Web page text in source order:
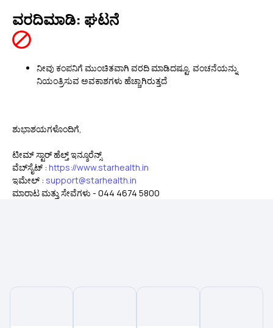
ವರದಿಮಾಡಿ: ಘಟನೆ
ನೀವು ಕಂಪನಿಗೆ ಮುಂಚಿತವಾಗಿ ವರದಿ ಮಾಡಿದಷ್ಟೂ, ವಂಚನೆಯನ್ನು
ನಿಯಂತ್ರಿಸುವ ಅವಕಾಶಗಳು ಹೆಚ್ಚಾಗಿರುತ್ತದೆ
ಶುಭಾಶಯಗಳೊಂದಿಗೆ,
ಟೀಮ್ ಸ್ಟಾರ್ ಹೆಲ್ತ್ ಇನ್ಶೂರೆನ್ಸ್
ವೆಬ್‌ಸೈಟ್ : https://www.starhealth.in
ಇಮೇಲ್ : support@starhealth.in
ಮಾರಾಟ ಮತ್ತು ಸೇವೆಗಳು - 044 4674 5800